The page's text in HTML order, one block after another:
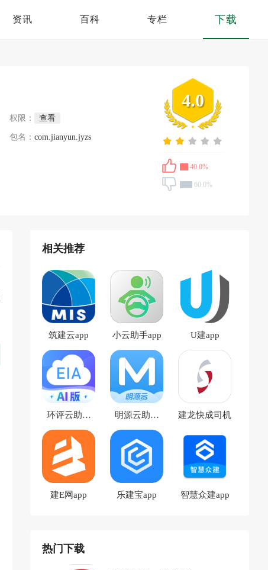
资讯 百科 专栏 下载
4.0
40.0%
60.0%
权限： 查看
包名： com.jianyun.jyzs
相关推荐
筑建云app 小云助手app U建app
环评云助手
app
明源云助手
app
建龙快成司机
建E网app 乐建宝app 智慧众建app
热门下载